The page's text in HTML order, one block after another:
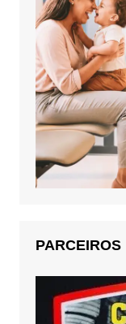
PARCEIROS